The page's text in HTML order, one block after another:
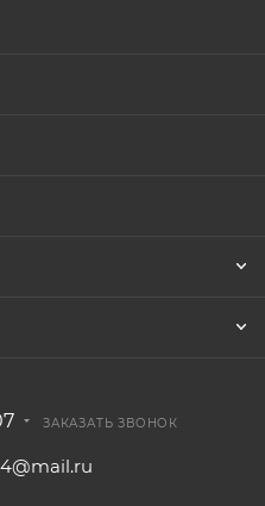
ЗАКАЗАТЬ ЗВОНОК